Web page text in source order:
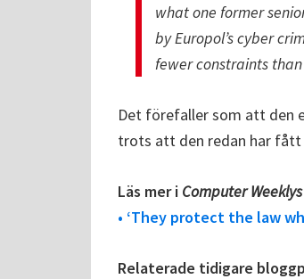
what one former
by Europol’s cyber
fewer constraints than
Det förefaller som att den
trots att den redan har fått
Läs mer i Computer Weeklys
• ‘They protect the law
Relaterade tidigare